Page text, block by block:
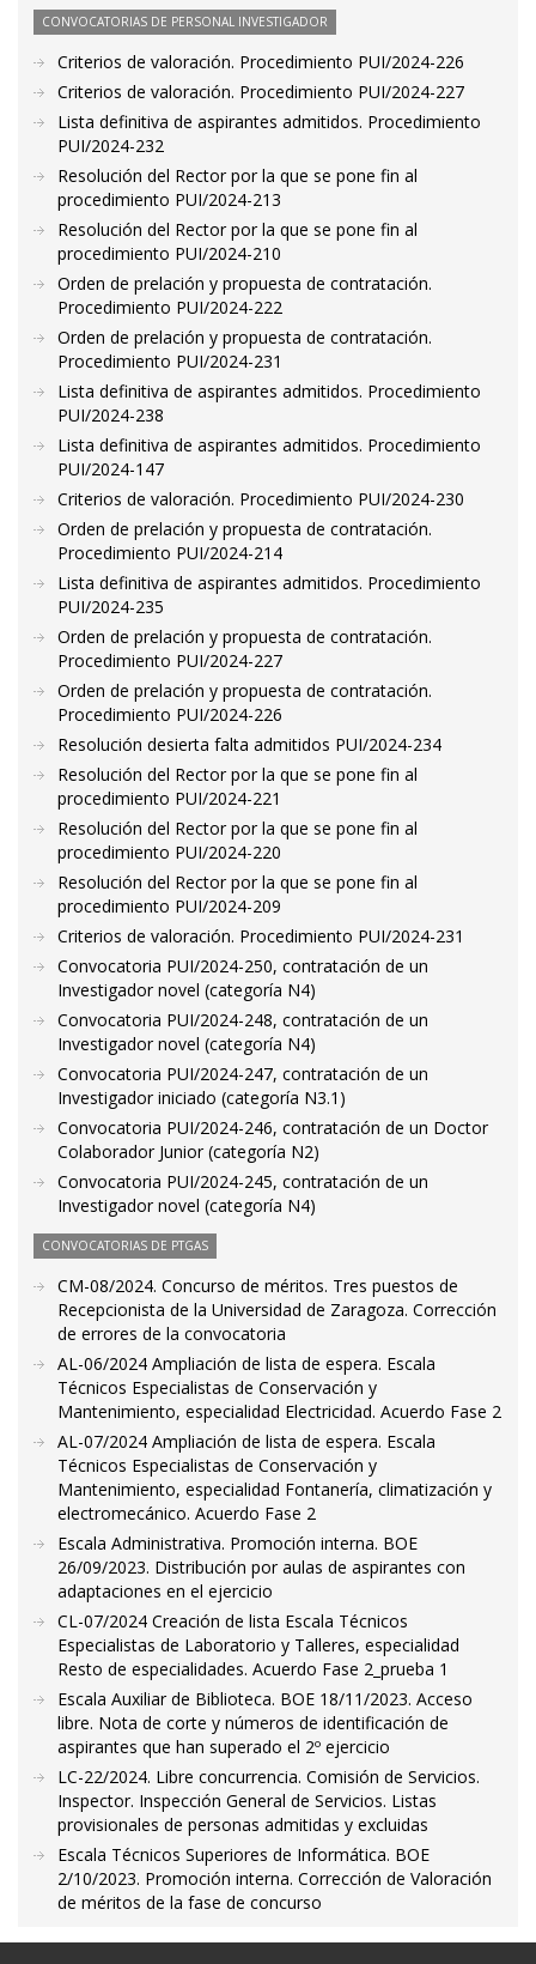
CONVOCATORIAS DE PERSONAL INVESTIGADOR
Criterios de valoración. Procedimiento PUI/2024-226
Criterios de valoración. Procedimiento PUI/2024-227
Lista definitiva de aspirantes admitidos. Procedimiento
PUI/2024-232
Resolución del Rector por la que se pone fin al
procedimiento PUI/2024-213
Resolución del Rector por la que se pone fin al
procedimiento PUI/2024-210
Orden de prelación y propuesta de contratación.
Procedimiento PUI/2024-222
Orden de prelación y propuesta de contratación.
Procedimiento PUI/2024-231
Lista definitiva de aspirantes admitidos. Procedimiento
PUI/2024-238
Lista definitiva de aspirantes admitidos. Procedimiento
PUI/2024-147
Criterios de valoración. Procedimiento PUI/2024-230
Orden de prelación y propuesta de contratación.
Procedimiento PUI/2024-214
Lista definitiva de aspirantes admitidos. Procedimiento
PUI/2024-235
Orden de prelación y propuesta de contratación.
Procedimiento PUI/2024-227
Orden de prelación y propuesta de contratación.
Procedimiento PUI/2024-226
Resolución desierta falta admitidos PUI/2024-234
Resolución del Rector por la que se pone fin al
procedimiento PUI/2024-221
Resolución del Rector por la que se pone fin al
procedimiento PUI/2024-220
Resolución del Rector por la que se pone fin al
procedimiento PUI/2024-209
Criterios de valoración. Procedimiento PUI/2024-231
Convocatoria PUI/2024-250, contratación de un
Investigador novel (categoría N4)
Convocatoria PUI/2024-248, contratación de un
Investigador novel (categoría N4)
Convocatoria PUI/2024-247, contratación de un
Investigador iniciado (categoría N3.1)
Convocatoria PUI/2024-246, contratación de un Doctor
Colaborador Junior (categoría N2)
Convocatoria PUI/2024-245, contratación de un
Investigador novel (categoría N4)
CONVOCATORIAS DE PTGAS
CM-08/2024. Concurso de méritos. Tres puestos de
Recepcionista de la Universidad de Zaragoza. Corrección
de errores de la convocatoria
AL-06/2024 Ampliación de lista de espera. Escala
Técnicos Especialistas de Conservación y
Mantenimiento, especialidad Electricidad. Acuerdo Fase 2
AL-07/2024 Ampliación de lista de espera. Escala
Técnicos Especialistas de Conservación y
Mantenimiento, especialidad Fontanería, climatización y
electromecánico. Acuerdo Fase 2
Escala Administrativa. Promoción interna. BOE
26/09/2023. Distribución por aulas de aspirantes con
adaptaciones en el ejercicio
CL-07/2024 Creación de lista Escala Técnicos
Especialistas de Laboratorio y Talleres, especialidad
Resto de especialidades. Acuerdo Fase 2_prueba 1
Escala Auxiliar de Biblioteca. BOE 18/11/2023. Acceso
libre. Nota de corte y números de identificación de
aspirantes que han superado el 2º ejercicio
LC-22/2024. Libre concurrencia. Comisión de Servicios.
Inspector. Inspección General de Servicios. Listas
provisionales de personas admitidas y excluidas
Escala Técnicos Superiores de Informática. BOE
2/10/2023. Promoción interna. Corrección de Valoración
de méritos de la fase de concurso